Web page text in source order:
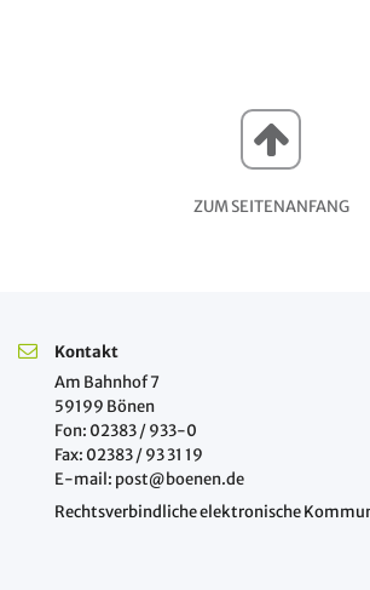
ZUM SEITENANFANG
Kontakt
Am Bahnhof 7
59199 Bönen
Fon: 02383 / 933-0
Fax: 02383 / 93 31 19
E-mail: post@boenen.de
Rechtsverbindliche elektronische